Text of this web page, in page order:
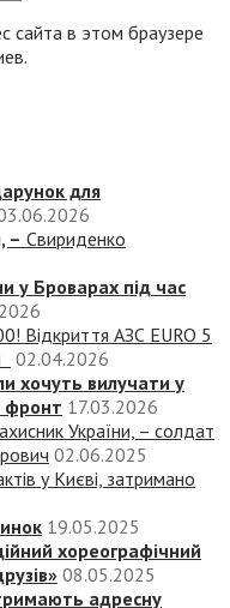
сайта в этом браузере
для
– Свириденко
у Броварах під час
Відкриття АЗС EURO 5
02.04.2026
хочуть вилучати у
фронт 17.03.2026
України, – солдат
02.06.2025
у Києві, затримано
19.05.2025
хореографічний
08.05.2025
адресну